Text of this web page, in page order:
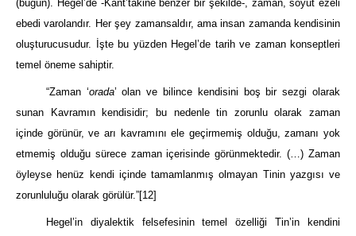
(bugün). Hegel’de -Kant’takine benzer bir şekilde-, zaman, soyut ezeli
ebedi varolandır. Her şey zamansaldır, ama insan zamanda kendisinin
oluşturucusudur. İşte bu yüzden Hegel’de tarih ve zaman konseptleri
temel öneme sahiptir.
“Zaman ‘orada’ olan ve bilince kendisini boş bir sezgi olarak
sunan Kavramın kendisidir; bu nedenle tin zorunlu olarak zaman
içinde görünür, ve arı kavramını ele geçirmemiş olduğu, zamanı yok
etmemiş olduğu sürece zaman içerisinde görünmektedir. (…) Zaman
öyleyse henüz kendi içinde tamamlanmış olmayan Tinin yazgısı ve
zorunluluğu olarak görülür.”[12]
Hegel’in diyalektik felsefesinin temel özelliği Tin’in kendini